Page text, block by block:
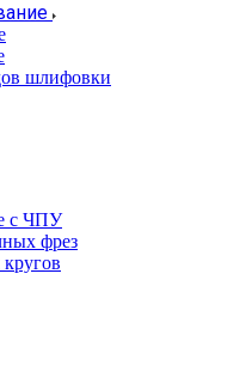
шлифовки
с ЧПУ
фрез